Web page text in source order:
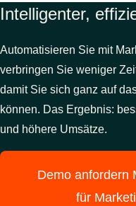
Intelligenter,
Automatisieren Sie mit
verbringen Sie weniger
damit Sie sich ganz auf
können. Das Ergebnis:
und höhere Umsätze.
Demo anfordern
für